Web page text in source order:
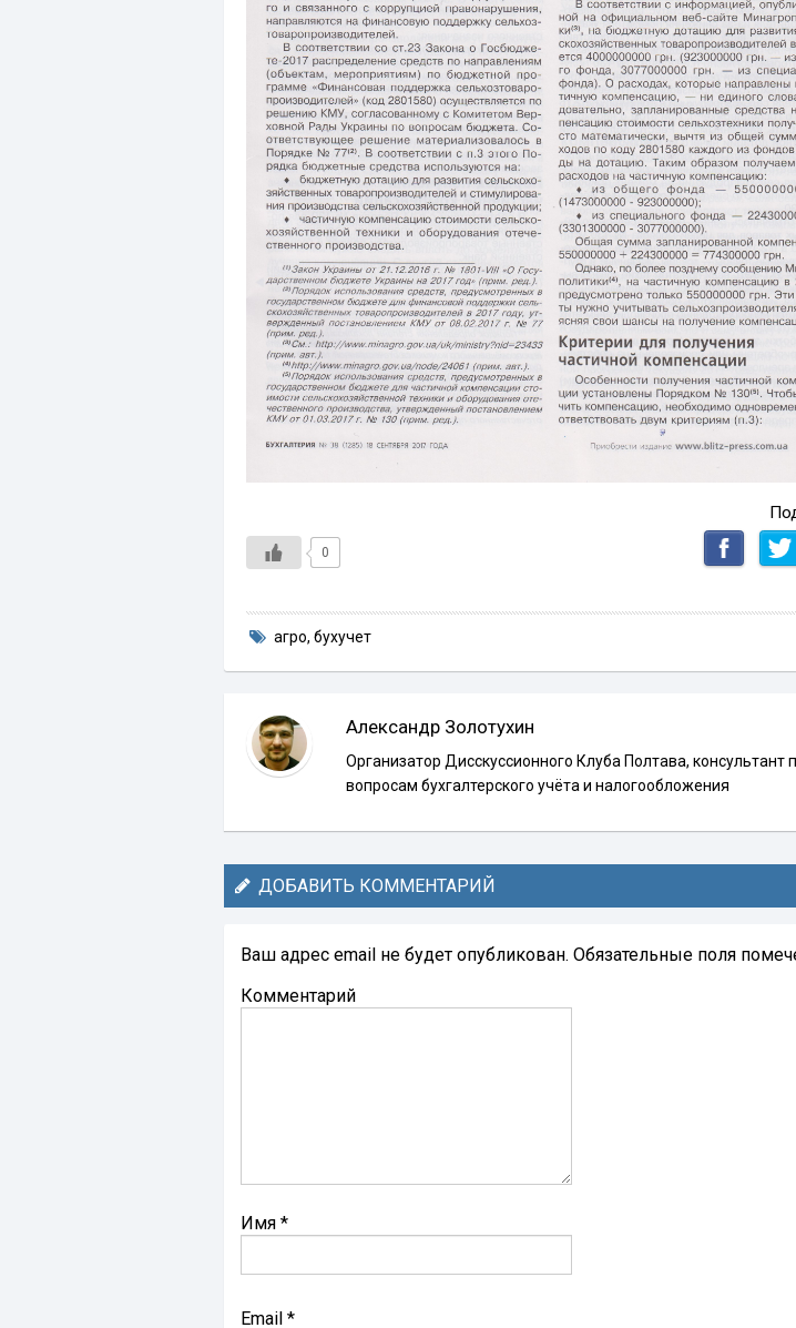
0
агро, бухучет
Александр Золотухин
Организатор Дисскуссионного Клуба Полтава, консультант
вопросам бухгалтерского учёта и налогообложения
ДОБАВИТЬ КОММЕНТАРИЙ
Ваш адрес email не будет опубликован. Обязательные поля
Комментарий
Имя *
Email *